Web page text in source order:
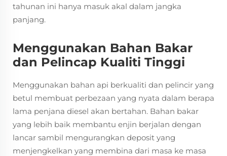
tahunan ini hanya masuk akal dalam jangka
panjang.
Menggunakan Bahan Bakar
dan Pelincap Kualiti Tinggi
Menggunakan bahan api berkualiti dan pelincir yang
betul membuat perbezaan yang nyata dalam berapa
lama penjana diesel akan bertahan. Bahan bakar
yang lebih baik membantu enjin berjalan dengan
lancar sambil mengurangkan deposit yang
menjengkelkan yang membina dari masa ke masa